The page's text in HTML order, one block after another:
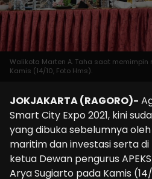
Walikota Marten A. Taha saat memimpin
Kamis (14/10, Foto Hms).
JOKJAKARTA (RAGORO)-
Smart City Expo 2021, kini
yang dibuka sebelumnya
maritim dan investasi serta
ketua Dewan pengurus
Arya Sugiarto pada Kamis